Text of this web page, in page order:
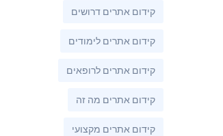
קידום אתרים דרושים
קידום אתרים לימודים
קידום אתרים לרופאים
קידום אתרים מה זה
קידום אתרים מקצועי